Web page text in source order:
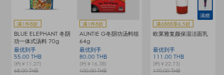
满1件8折
AUNTIE G冬阴功汤料组
64g
最优到手
80.00 THB
(约￥16.38)
100.00 THB
满6888享6.5折
欧莱雅复颜保湿洁面乳
最优到手
111.00 THB
(约￥22.73)
170.00 THB
满赠
满2件5.5折
海蓝之谜修护精萃水
最优到手
4235.00 THB
(约￥867.05)
7700.00 THB